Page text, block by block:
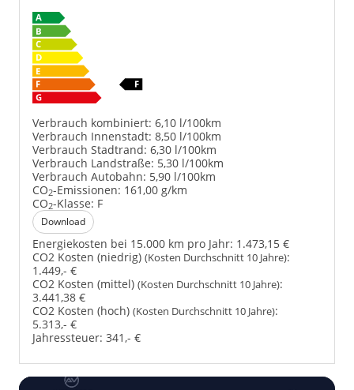
Verbrauch kombiniert: 6,10 l/100km
Verbrauch Innenstadt: 8,50 l/100km
Verbrauch Stadtrand: 6,30 l/100km
Verbrauch Landstraße: 5,30 l/100km
Verbrauch Autobahn: 5,90 l/100km
CO2-Emissionen: 161,00 g/km
CO2-Klasse: F
Download
Energiekosten bei 15.000 km pro Jahr: 1.473,15 €
CO2 Kosten (niedrig) (Kosten Durchschnitt 10 Jahre):
1.449,- €
CO2 Kosten (mittel) (Kosten Durchschnitt 10 Jahre):
3.441,38 €
CO2 Kosten (hoch) (Kosten Durchschnitt 10 Jahre):
5.313,- €
Jahressteuer: 341,- €